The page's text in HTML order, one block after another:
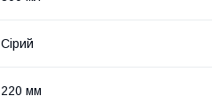
Сірий
220 мм